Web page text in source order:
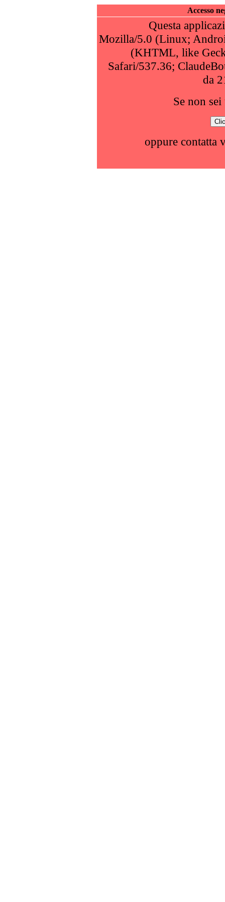
Accesso
Questa
Mozilla/5.0 (Linux;
(KHTML, like
Safari/537.36;
da
Se non
oppure contatta